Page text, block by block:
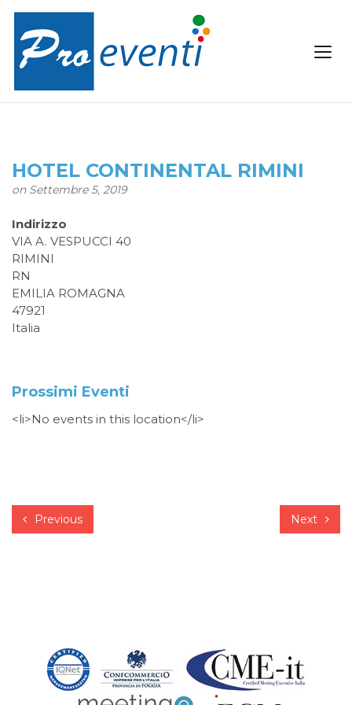
HOTEL CONTINENTAL RIMINI
on Settembre 5, 2019
Indirizzo
VIA A. VESPUCCI 40
RIMINI
RN
EMILIA ROMAGNA
47921
Italia
Prossimi Eventi
<li>No events in this location</li>
Previous Next